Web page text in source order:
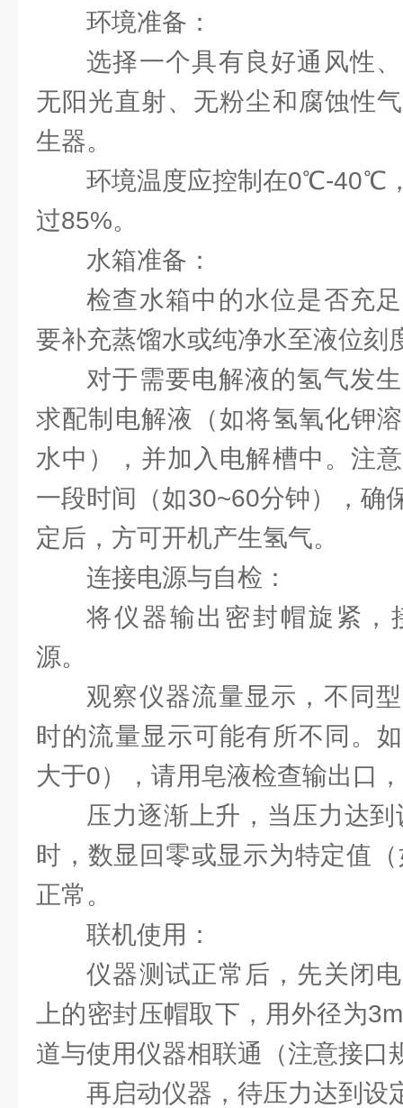
环境准备：
选择一个具有良好通风性
无阳光直射、无粉尘和腐蚀性
生器。
环境温度应控制在0℃-40℃
过85%。
水箱准备：
检查水箱中的水位是否充
要补充蒸馏水或纯净水至液位刻
对于需要电解液的氢气发
求配制电解液（如将氢氧化钾
水中），并加入电解槽中。注
一段时间（如30~60分钟），确
定后，方可开机产生氢气。
连接电源与自检：
将仪器输出密封帽旋紧，
源。
观察仪器流量显示，不同
时的流量显示可能有所不同。
大于0），请用皂液检查输出口
压力逐渐上升，当压力达
时，数显回零或显示为特定值（
正常。
联机使用：
仪器测试正常后，先关闭
上的密封压帽取下，用外径为
道与使用仪器相联通（注意接口
再启动仪器，待压力达到设